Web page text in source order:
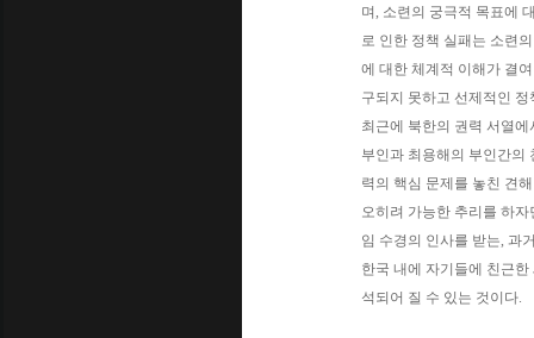
며, 소련의 궁극적 목표에
로 인한 정책 실패는 소련
에 대한 체계적 이해가 결
구되지 못하고 선제적인
최근에 북한의 권력 서열
부인과 최용해의 부인간의
력의 핵심 문제를 놓친 견
오히려 가능한 추리를 하
임 수경의 인사를 받는, 과
한국 내에 자기들에 친근
석되어 질 수 있는 것이다.